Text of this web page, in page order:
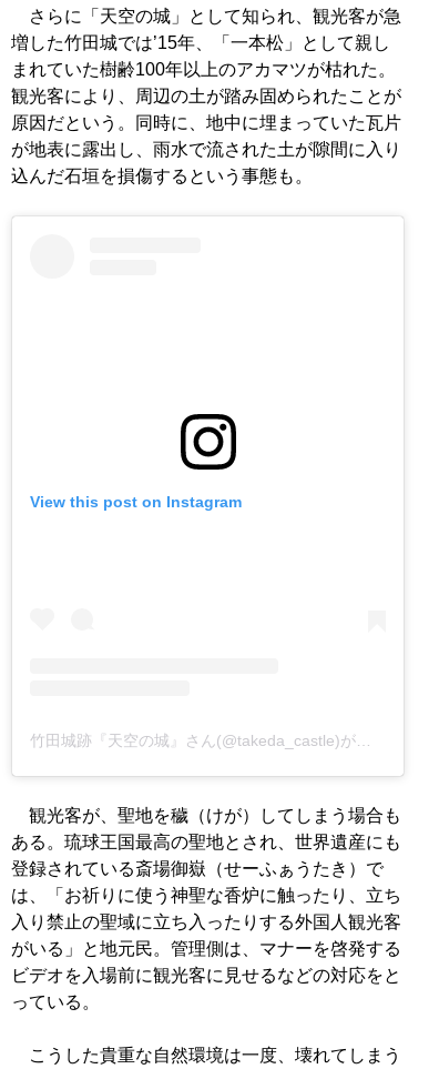
さらに「天空の城」として知られ、観光客が急
増した竹田城では’15年、「一本松」として親し
まれていた樹齢100年以上のアカマツが枯れた。
観光客により、周辺の土が踏み固められたことが
原因だという。同時に、地中に埋まっていた瓦片
が地表に露出し、雨水で流された土が隙間に入り
込んだ石垣を損傷するという事態も。
View this post on Instagram
観光客が、聖地を穢（けが）してしまう場合も
ある。琉球王国最高の聖地とされ、世界遺産にも
登録されている斎場御嶽（せーふぁうたき）で
は、「お祈りに使う神聖な香炉に触ったり、立ち
入り禁止の聖域に立ち入ったりする外国人観光客
がいる」と地元民。管理側は、マナーを啓発する
ビデオを入場前に観光客に見せるなどの対応をと
っている。
こうした貴重な自然環境は一度、壊れてしまう